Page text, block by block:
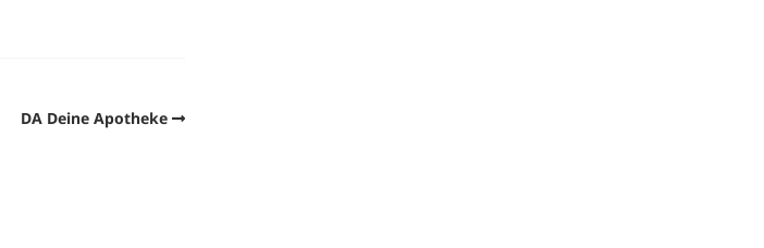
DA Deine Apotheke